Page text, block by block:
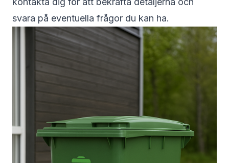
svara på eventuella frågor du kan ha.